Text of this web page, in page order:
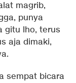
magrib,
punya
gitu lho, terus
aja dimaki,
sempat bicara